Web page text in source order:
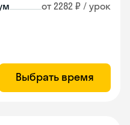
от 2282 ₽ / урок
Выбрать время